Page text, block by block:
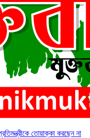
তোয়াক্কা করছেন না